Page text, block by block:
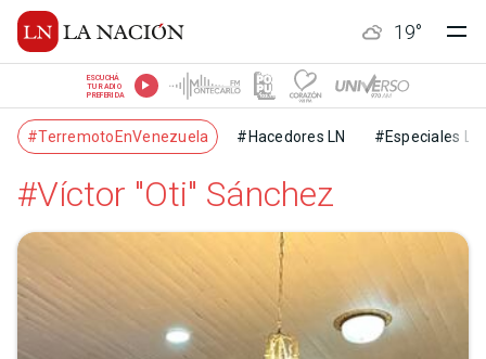
19°
ESCUCHÁ
TU RADIO
PREFERIDA
#TerremotoEnVenezuela #Hacedores LN #Especiales LN
#Víctor "Oti" Sánchez